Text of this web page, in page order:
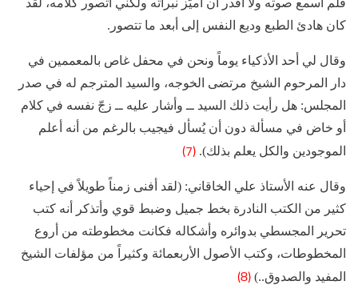
كان هادئ الطبع وديع النفس إلى أبعد ما تتصور.
وقال لي أحد الأذكياء يوماً ونحن في محفل غاص بالمعممين في
دار المرحوم الشيخ مرتضى الخوجه، والسيد المترجم له في صدر
المجلس: هل رأيت ذلك السيد ــ وأشار عليه ــ زجّ نفسه في كلام
أو خاض في مسألة دون أن يُسأل فيجيب بالرغم من أنه أعلم
الموجودين والكل يعلم بذلك). (7)
وقال عنه الأستاذ علي الخاقاني: (لقد أفنى زمناً طويلاً في إحياء
كثير من الكتب النادرة بخط جميل وضبط قوي وأتذكر أنه كتب
تحرير المجسطي بدوائره وأشكاله فكانت مخطوطته من أروع
المخطوطات، وكتب الأصول الأربعمائة وكثيراً من مؤلفات الشيخ
المفيد والصدوق..) (8)